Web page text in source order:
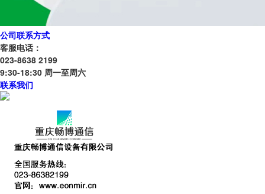
公司联系方式
客服电话：
023-8638 2199
9:30-18:30 周一至周六
联系我们